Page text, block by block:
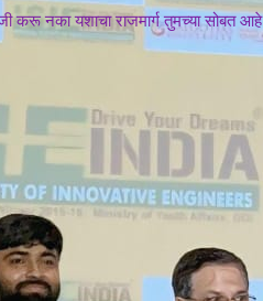
करू नका यशाचा राजमार्ग तुमच्या सोबत आहे